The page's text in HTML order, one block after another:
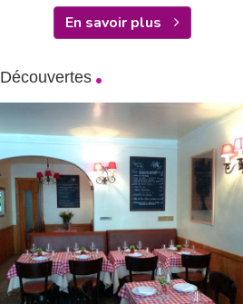
En savoir plus
Découvertes